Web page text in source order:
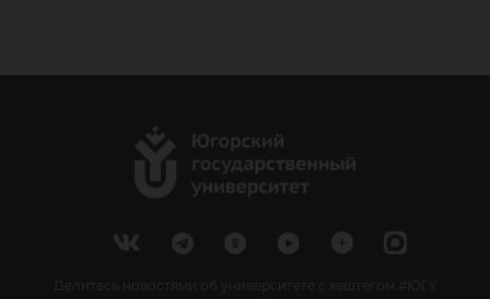
Делитесь новостями об университете с хештегом #ЮГУ